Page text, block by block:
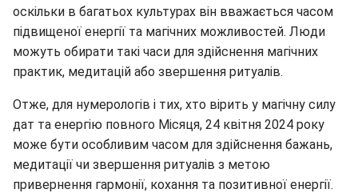
оскільки в багатьох культурах він вважається часом
підвищеної енергії та магічних можливостей. Люди
можуть обирати такі часи для здійснення магічних
практик, медитацій або звершення ритуалів.
Отже, для нумерологів і тих, хто вірить у магічну силу
дат та енергію повного Місяця, 24 квітня 2024 року
може бути особливим часом для здійснення бажань,
медитації чи звершення ритуалів з метою
привернення гармонії, кохання та позитивної енергії.